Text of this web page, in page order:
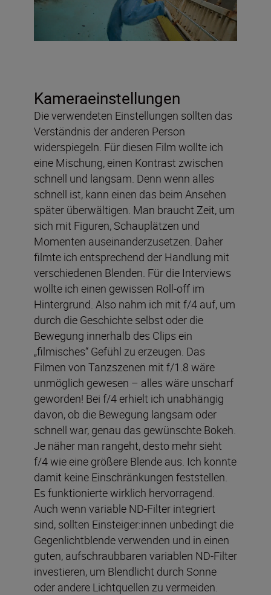
Kameraeinstellungen
Die verwendeten Einstellungen sollten das
Verständnis der anderen Person
widerspiegeln. Für diesen Film wollte ich
eine Mischung, einen Kontrast zwischen
schnell und langsam. Denn wenn alles
schnell ist, kann einen das beim Ansehen
später überwältigen. Man braucht Zeit, um
sich mit Figuren, Schauplätzen und
Momenten auseinanderzusetzen. Daher
filmte ich entsprechend der Handlung mit
verschiedenen Blenden. Für die Interviews
wollte ich einen gewissen Roll-off im
Hintergrund. Also nahm ich mit f/4 auf, um
durch die Geschichte selbst oder die
Bewegung innerhalb des Clips ein
„filmisches“ Gefühl zu erzeugen. Das
Filmen von Tanzszenen mit f/1.8 wäre
unmöglich gewesen – alles wäre unscharf
geworden! Bei f/4 erhielt ich unabhängig
davon, ob die Bewegung langsam oder
schnell war, genau das gewünschte Bokeh.
Je näher man rangeht, desto mehr sieht
f/4 wie eine größere Blende aus. Ich konnte
damit keine Einschränkungen feststellen.
Es funktionierte wirklich hervorragend.
Auch wenn variable ND-Filter integriert
sind, sollten Einsteiger:innen unbedingt die
Gegenlichtblende verwenden und in einen
guten, aufschraubbaren variablen ND-Filter
investieren, um Blendlicht durch Sonne
oder andere Lichtquellen zu vermeiden.